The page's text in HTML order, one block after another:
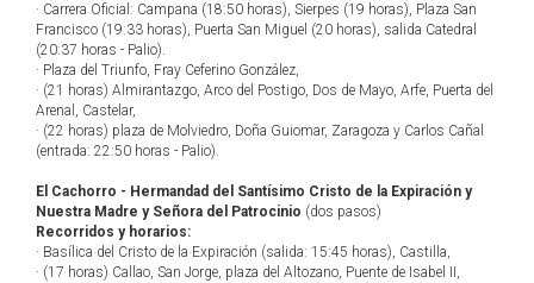
· Carrera Oficial: Campana (18:50 horas), Sierpes (19 horas), Plaza San
Francisco (19:33 horas), Puerta San Miguel (20 horas), salida Catedral
(20:37 horas - Palio).
· Plaza del Triunfo, Fray Ceferino González,
· (21 horas) Almirantazgo, Arco del Postigo, Dos de Mayo, Arfe, Puerta del
Arenal, Castelar,
· (22 horas) plaza de Molviedro, Doña Guiomar, Zaragoza y Carlos Cañal
(entrada: 22:50 horas - Palio).
El Cachorro - Hermandad del Santísimo Cristo de la Expiración y
Nuestra Madre y Señora del Patrocinio (dos pasos)
Recorridos y horarios:
· Basílica del Cristo de la Expiración (salida: 15:45 horas), Castilla,
· (17 horas) Callao, San Jorge, plaza del Altozano, Puente de Isabel II,